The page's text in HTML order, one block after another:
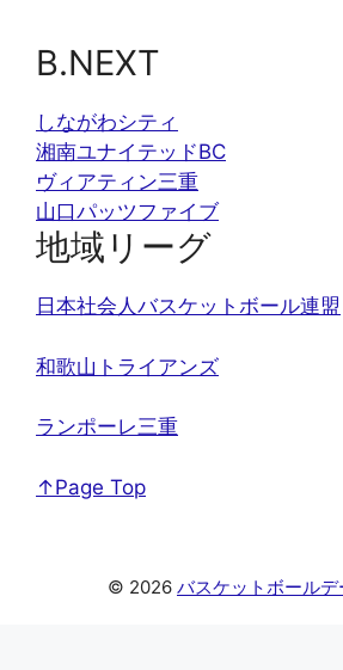
B.NEXT
しながわシティ
湘南ユナイテッドBC
ヴィアティン三重
山口パッツファイブ
地域リーグ
日本社会人バスケットボール連盟
和歌山トライアンズ
ランポーレ三重
↑Page Top
© 2026 バスケットボールデ